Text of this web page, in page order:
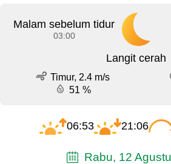
Malam sebelum tidur
03:00
Langit cerah
Timur, 2.4 m/s
51 %
06:53 21:06
Rabu, 12